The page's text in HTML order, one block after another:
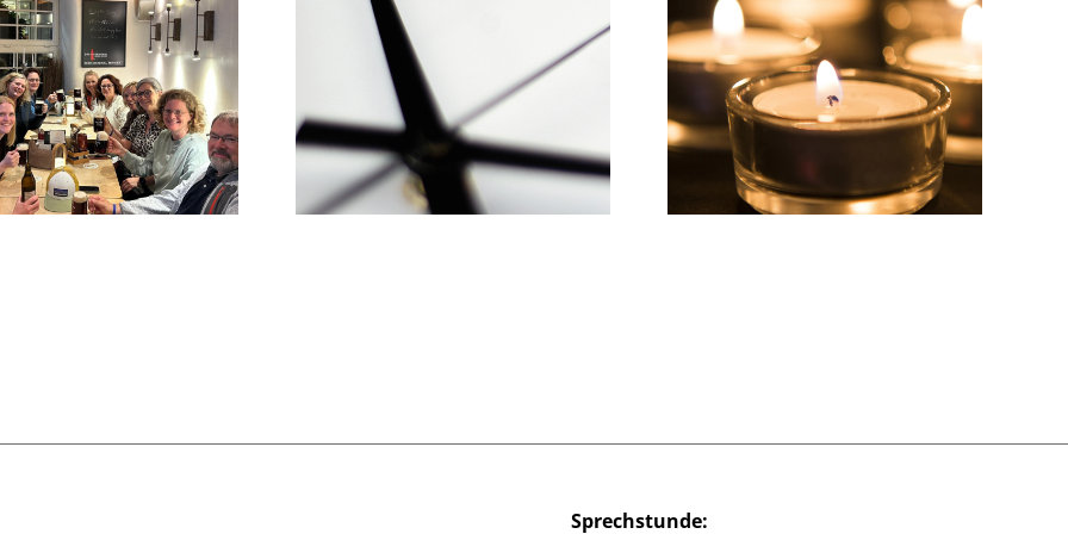
Info zu
Praxissprechzeiten im
Juni
Ein letzter Gruß…
Wir wünschen einen
schönen Sommer!
Sprechstunde: